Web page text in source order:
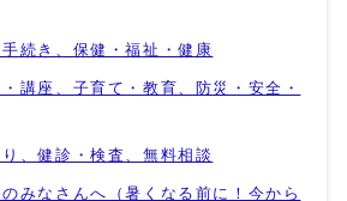
手続き、保健・福祉・健康
講座、子育て・教育、防災・安全・
、健診・検査、無料相談
みなさんへ（暑くなる前に！今から